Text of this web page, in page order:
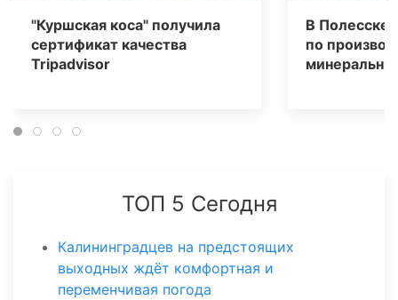
"Куршская коса" получила
сертификат качества
Tripаdvisor
В Полесске
по
ТОП 5 Сегодня
Калининградцев на предстоящих
выходных ждёт комфортная и
переменчивая погода